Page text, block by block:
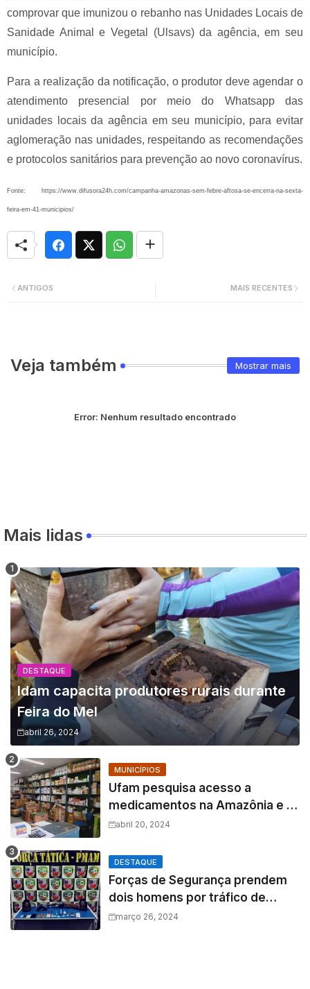
comprovar que imunizou o rebanho nas Unidades Locais de
Sanidade Animal e Vegetal (Ulsavs) da agência, em seu
município.
Para a realização da notificação, o produtor deve agendar o
atendimento presencial por meio do Whatsapp das
unidades locais da agência em seu município, para evitar
aglomeração nas unidades, respeitando as recomendações
e protocolos sanitários para prevenção ao novo coronavírus.
Fonte: https://www.difusora24h.com/campanha-amazonas-sem-febre-aftosa-se-encerra-na-sexta-
feira-em-41-municipios/
MAIS RECENTES
ANTIGOS
Veja também Mostrar mais
Error: Nenhum resultado encontrado
Mais lidas
DESTAQUE
Idam capacita produtores rurais durante
Feira do Mel
abril 26, 2024
MUNICÍPIOS
Ufam pesquisa acesso a
medicamentos na Amazônia e o
fator amazônico sobre a
abril 20, 2024
DESTAQUE
Forças de Segurança prendem
dois homens por tráfico de
drogas e porte ilegal de arma de
março 26, 2024